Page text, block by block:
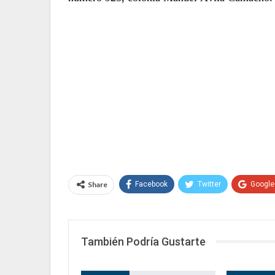
Share Facebook Twitter
También Podría Gustarte